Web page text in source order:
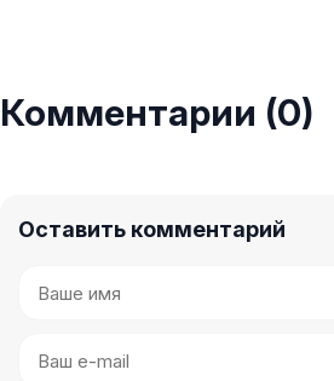
Комментарии (0)
Оставить комментарий